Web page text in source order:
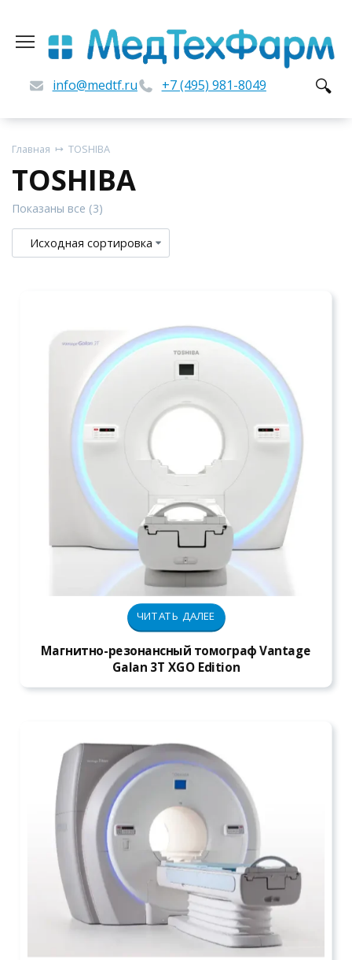
содержанию
info@medtf.ru +7 (495) 981-8049
Главная TOSHIBA
TOSHIBA
Показаны все (3)
ЧИТАТЬ ДАЛЕЕ
Магнитно-резонансный томограф Vantage
Galan 3T XGO Edition